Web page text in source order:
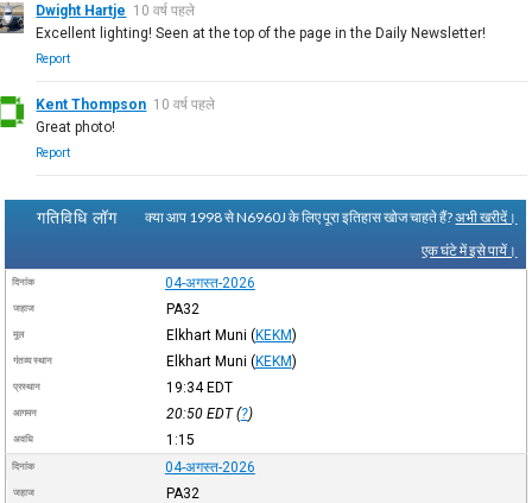
Dwight Hartje 10 वर्ष पहले
Excellent lighting! Seen at the top of the page in the Daily Newsletter!
Report
Kent Thompson 10 वर्ष पहले
Great photo!
Report
गतिविधि लॉग क्या आप 1998 से N6960J के लिए पूरा इतिहास खोज चाहते हैं?अभी खरीदें।
एक घंटे में इसे पायें।
दिनांक 04-अगस्त-2026
जहाज PA32
मूल Elkhart Muni (KEKM)
गंतव्य स्थान Elkhart Muni (KEKM)
प्रस्थान 19:34EDT
आगमन 20:50 EDT(?)
अवधि 1:15
दिनांक 04-अगस्त-2026
जहाज PA32